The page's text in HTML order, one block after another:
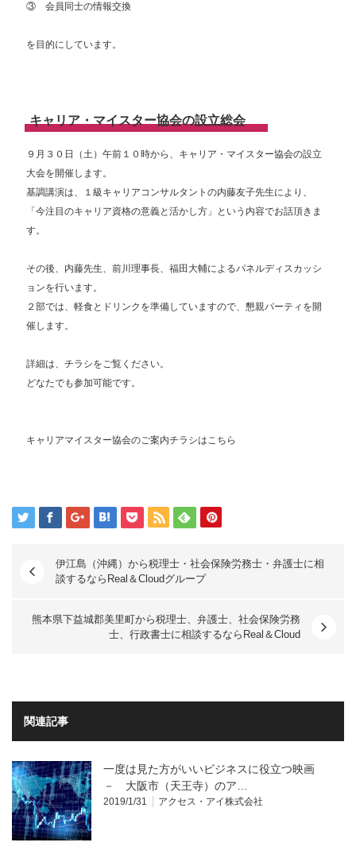
③ 会員同士の情報交換
を目的にしています。
キャリア・マイスター協会の設立総会
９月３０日（土）午前１０時から、キャリア・マイスター協会の設立
大会を開催します。
基調講演は、１級キャリアコンサルタントの内藤友子先生により、
「今注目のキャリア資格の意義と活かし方」という内容でお話頂きま
す。
その後、内藤先生、前川理事長、福田大輔によるパネルディスカッシ
ョンを行います。
２部では、軽食とドリンクを準備していますので、懇親パーティを開
催します。
詳細は、チラシをご覧ください。
どなたでも参加可能です。
キャリアマイスター協会のご案内チラシはこちら
伊江島（沖縄）から税理士・社会保険労務士・弁護士に相
談するならReal＆Cloudグループ
熊本県下益城郡美里町から税理士、弁護士、社会保険労務
士、行政書士に相談するならReal＆Cloud
関連記事
一度は見た方がいいビジネスに役立つ映画
－ 大阪市（天王寺）のア…
2019/1/31 アクセス・アイ株式会社